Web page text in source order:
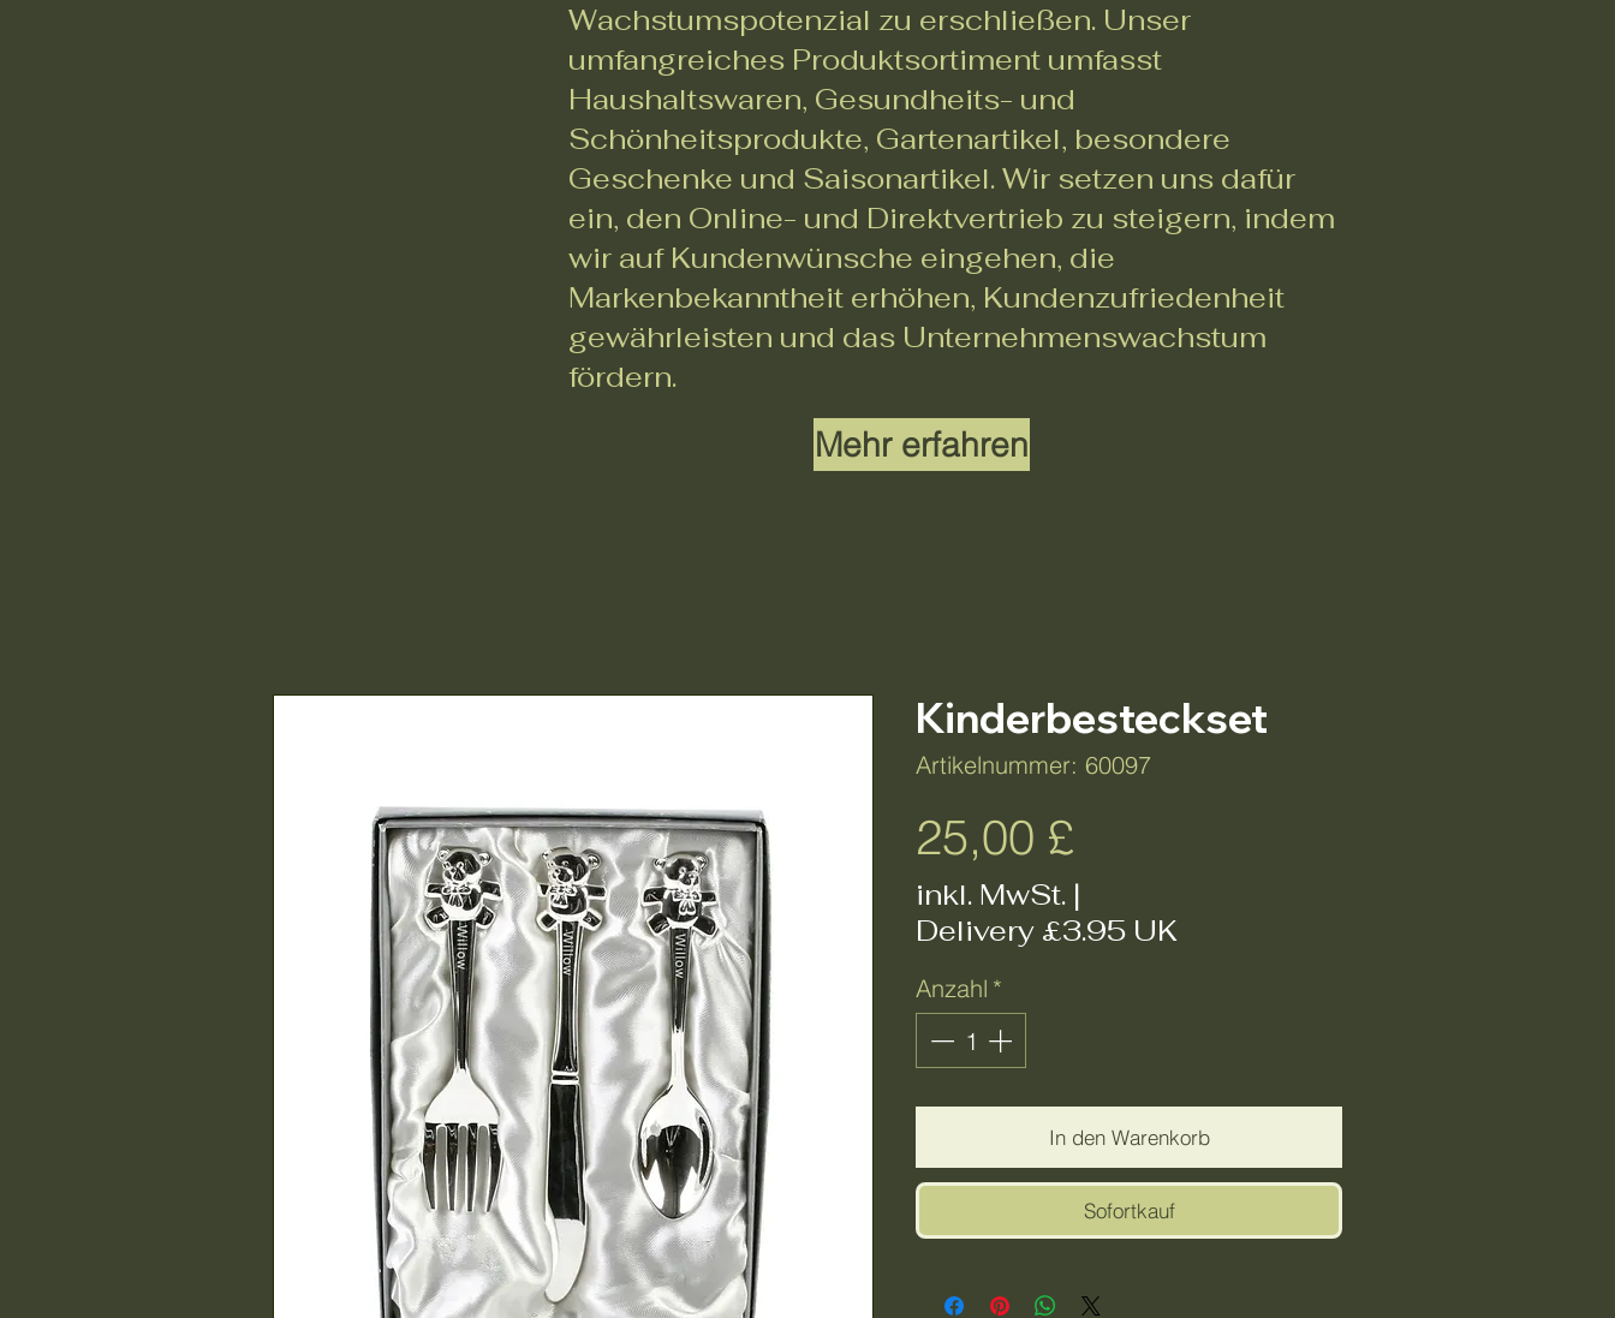
Wachstumspotenzial zu erschließen. Unser
umfangreiches Produktsortiment umfasst
Haushaltswaren, Gesundheits- und
Schönheitsprodukte, Gartenartikel, besondere
Geschenke und Saisonartikel. Wir setzen uns dafür
ein, den Online- und Direktvertrieb zu steigern, indem
wir auf Kundenwünsche eingehen, die
Markenbekanntheit erhöhen, Kundenzufriedenheit
gewährleisten und das Unternehmenswachstum
fördern.
Mehr erfahren
Kinderbesteckset
Artikelnummer: 60097
25,00 £
inkl. MwSt. |
Delivery £3.95 UK
Anzahl *
In den Warenkorb
Sofortkauf